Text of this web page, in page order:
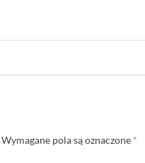
Wymagane pola są oznaczone *